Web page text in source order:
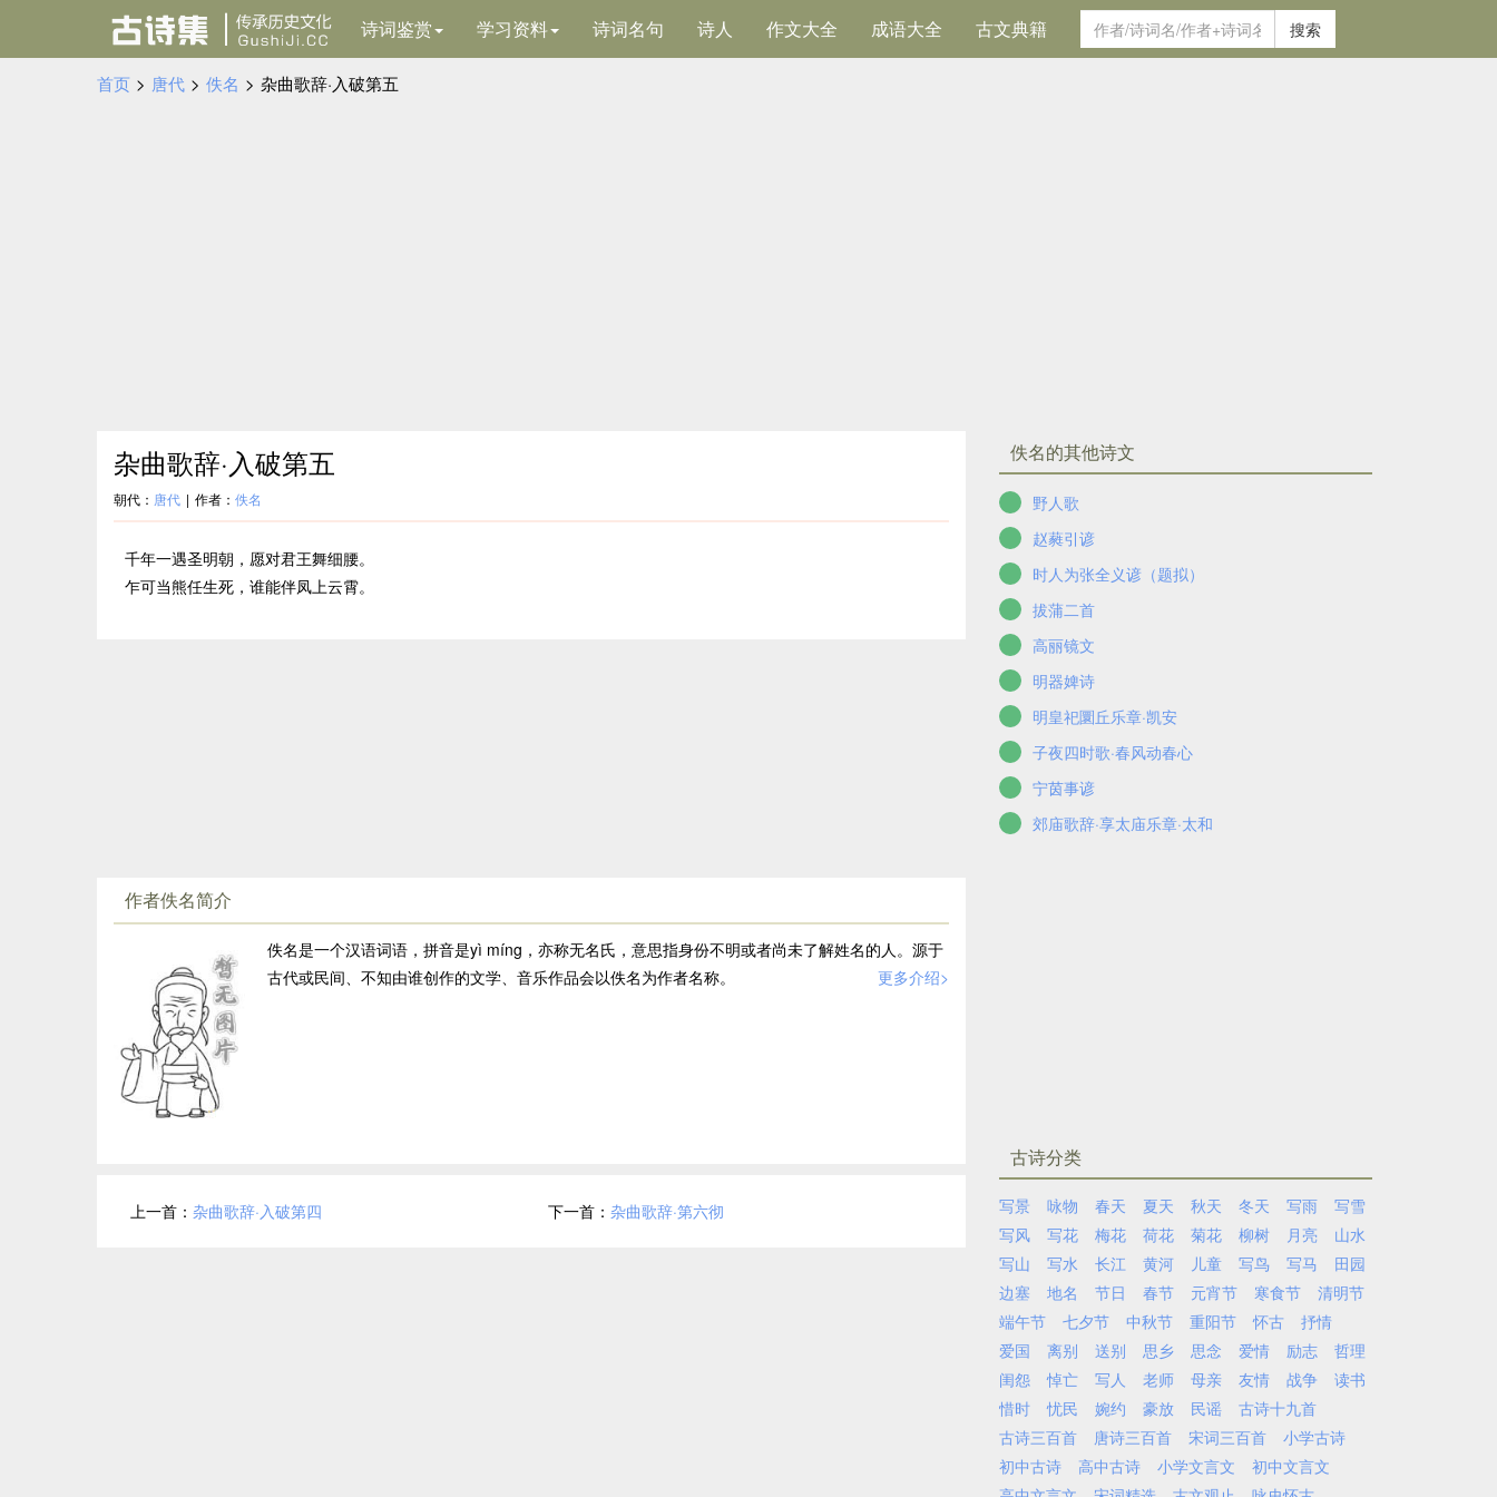
诗词鉴赏 学习资料 诗词名句 诗人 作文大全 成语大全 古文典籍 搜索
首页 > 唐代 > 佚名 > 杂曲歌辞·入破第五
杂曲歌辞·入破第五
朝代： 唐代 | 作者： 佚名
千年一遇圣明朝，愿对君王舞细腰。
乍可当熊任生死，谁能伴凤上云霄。
作者佚名简介
佚名是一个汉语词语，拼音是yì míng，亦称无名氏，意思指身份不明或者尚未了解姓名的人。源于
古代或民间、不知由谁创作的文学、音乐作品会以佚名为作者名称。
更多介绍>
上一首： 杂曲歌辞·入破第四 下一首： 杂曲歌辞·第六彻
佚名的其他诗文
野人歌
赵蕤引谚
时人为张全义谚（题拟）
拔蒲二首
高丽镜文
明器婢诗
明皇祀圜丘乐章·凯安
子夜四时歌·春风动春心
宁茵事谚
郊庙歌辞·享太庙乐章·太和
古诗分类
写景 咏物 春天 夏天 秋天 冬天 写雨
写雪
写风
写花 梅花 荷花 菊花 柳树 月亮
山水
写山
写水 长江 黄河 儿童 写鸟 写马
田园
边塞
地名 节日 春节 元宵节 寒食节
清明节
端午节
七夕节 中秋节 重阳节 怀古
抒情
爱国
离别 送别 思乡 思念 爱情 励志
哲理
闺怨
悼亡 写人 老师 母亲 友情 战争
读书
惜时
忧民 婉约 豪放 民谣
古诗十九首
古诗三百首
唐诗三百首 宋词三百首
小学古诗
初中古诗
高中古诗 小学文言文
初中文言文